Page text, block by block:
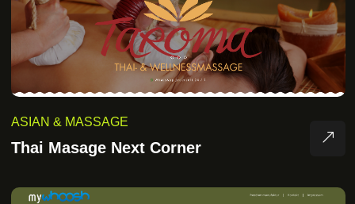
ASIAN & MASSAGE
Thai Masage Next Corner